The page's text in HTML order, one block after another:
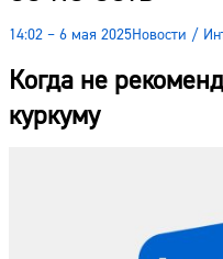
14:02 – 6 мая 2025Новости /
Когда не
куркуму
Погода
Курсы валют